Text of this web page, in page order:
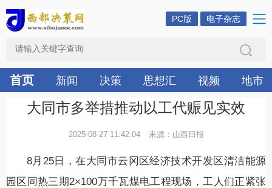
PC版 电子杂志
首页 新闻 决策 思想汇 视频 地市
大同市多举措推动以工代赈见实效
2025-08-27 11:42:04 来源：山西日报
8月25日，在大同市云冈区经济技术开发区清洁能源
园区同热三期2×100万千瓦煤电工程现场，工人们正紧张